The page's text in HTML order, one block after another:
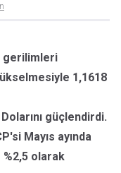
gerilimleri
1,1618
güçlendirdi.
Mayıs ayında
olarak